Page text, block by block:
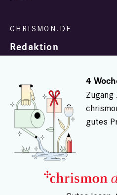
Redaktion
In Zusammenarbeit mit
© chrismon.de 2001 - 2026
Alle Rechte vorbehalten.
4
Zugang
gutes